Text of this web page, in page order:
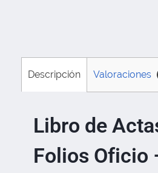
Descripción Valoraciones
Libro de
Folios Oficio